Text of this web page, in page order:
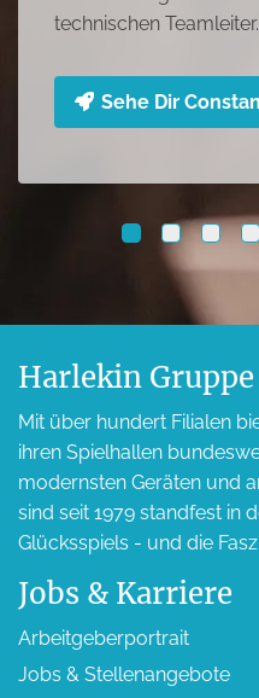
Harlekin Gruppe
Mit über hundert Filialen
ihren Spielhallen
modernsten Geräten und
sind seit 1979 standfest in
Glücksspiels - und die
Jobs & Karriere
Arbeitgeber­portrait
Jobs & Stellen­angebote